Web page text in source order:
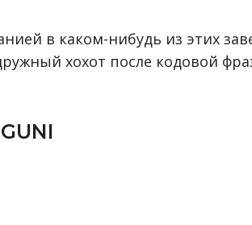
в каком-нибудь из этих
хохот после кодовой